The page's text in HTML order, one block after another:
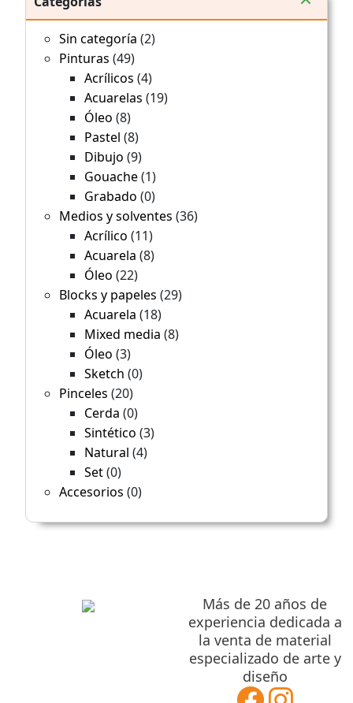
Sin categoría 22
Pinturas 4949
productos
Acrílicos 44
productos
Acuarelas 1919
Óleo 88
productos
Pastel 88
productos
Dibujo 99
productos
Gouache 11
producto
Grabado 00
productos
Medios y solventes 3636
Acrílico 1111
productos
Acuarela 88
Óleo 2222
productos
Blocks y papeles 2929
Acuarela 1818
productos
Mixed media 88
Óleo 33
productos
Sketch 00
Pinceles 2020
productos
Cerda 00
productos
Sintético 33
Natural 44
Set 00
productos
Accesorios 00
Más de 20 años de
experiencia dedicada a
la venta de material
especializado de arte y
diseño